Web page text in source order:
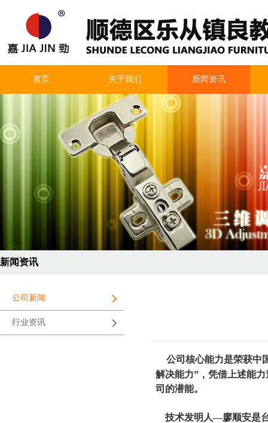
首页 关于我们 新闻资讯
新闻资讯
公司新闻
行业资讯
公司核心能力是荣获中
解决能力”，凭借上述能
司的潜能。
技术发明人—廖顺安是台